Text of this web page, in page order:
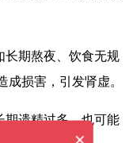
长期熬夜、饮食无规
损害，引发肾虚。
期遗精过多，也可能